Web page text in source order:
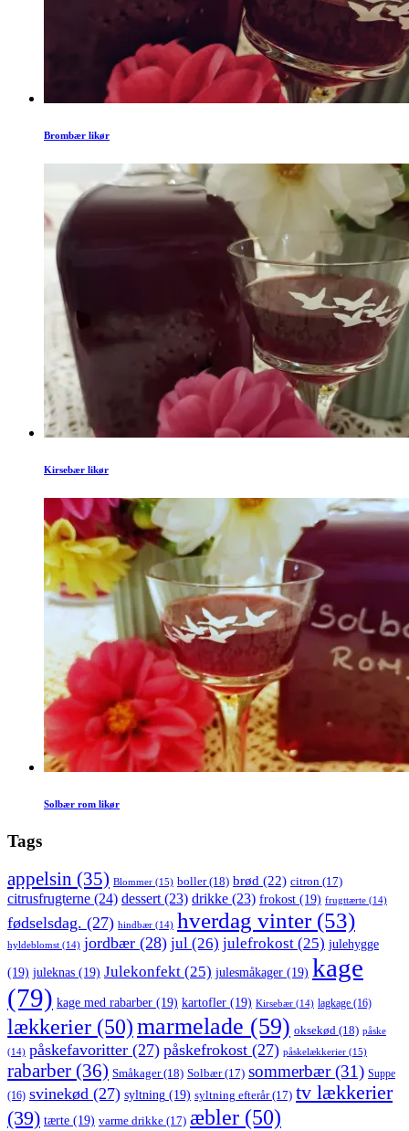
Brombær likør
Kirsebær likør
Solbær rom likør
Tags
appelsin (35) Blommer (15) boller(18) brød (22) citron (17)
citrusfrugterne (24) dessert (23) drikke (23) frokost (19) frugttærte (14)
fødselsdag. (27) hindbær (14) hverdag vinter(53)
hyldeblomst (14) jordbær (28) jul (26) julefrokost (25) julehygge
(19) juleknas (19) Julekonfekt (25) julesmåkager (19) kage
(79) kage med rabarber (19) kartofler (19) Kirsebær (14) lagkage (16)
lækkerier (50)marmelade (59) oksekød (18) påske
(14) påskefavoritter (27) påskefrokost (27) påskelækkerier (15)
rabarber (36) Småkager(18) Solbær(17) sommerbær(31) Suppe
(16) svinekød (27) syltning (19) syltning efterår(17) tv lækkerier
(39) tærte (19) varme drikke (17) æbler (50)